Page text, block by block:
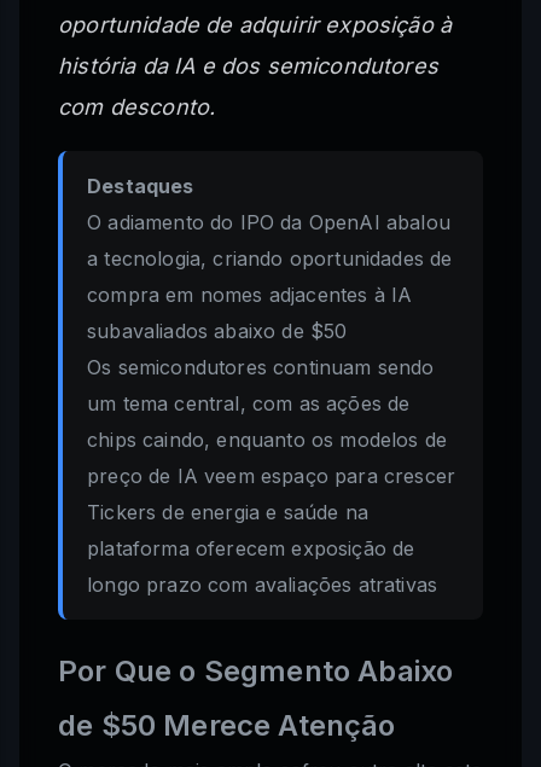
oportunidade de adquirir exposição à
história da IA e dos semicondutores
com desconto.
Destaques
O adiamento do IPO da OpenAI abalou
a tecnologia, criando oportunidades de
compra em nomes adjacentes à IA
subavaliados abaixo de $50
Os semicondutores continuam sendo
um tema central, com as ações de
chips caindo, enquanto os modelos de
preço de IA veem espaço para crescer
Tickers de energia e saúde na
plataforma oferecem exposição de
longo prazo com avaliações atrativas
Por Que o Segmento Abaixo
de $50 Merece Atenção